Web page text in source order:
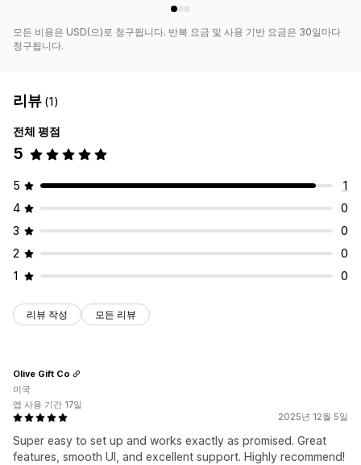
모든 비용은 USD(으)로 청구됩니다. 반복 요금 및 사용 기반 요금은 30일마다
청구됩니다.
리뷰 (1)
전체 평점
5
5
1
4
0
3
0
2
0
1
0
리뷰 작성 모든 리뷰
2025년 12월 5일
Super easy to set up and works exactly as promised. Great
features, smooth UI, and excellent support. Highly recommend!
Olive Gift Co
미국
앱 사용 기간 17일